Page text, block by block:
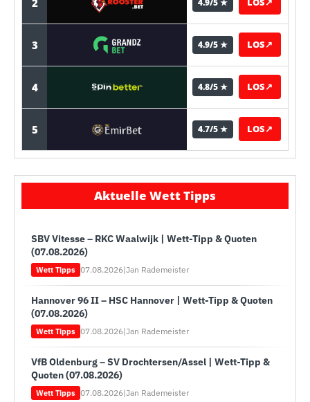
4.9/5 ★
3 4.9/5 ★ LOS↗
4 4.8/5 ★ LOS↗
5 4.7/5 ★ LOS↗
Aktuelle Wett Tipps
SBV Vitesse – RKC Waalwijk | Wett-Tipp & Quoten
(07.08.2026)
Wett Tipps 07.08.2026|Jan Rademeister
Hannover 96 II – HSC Hannover | Wett-Tipp & Quoten
(07.08.2026)
Wett Tipps 07.08.2026|Jan Rademeister
VfB Oldenburg – SV Drochtersen/Assel | Wett-Tipp &
Quoten (07.08.2026)
Wett Tipps 07.08.2026|Jan Rademeister